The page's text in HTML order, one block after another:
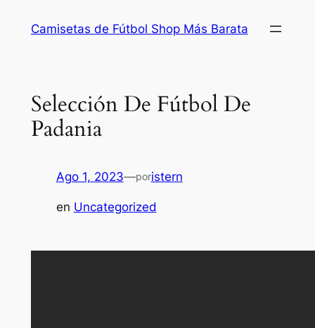
Camisetas de Fútbol Shop Más Barata
Selección De Fútbol De
Padania
Ago 1, 2023—poristern
en Uncategorized